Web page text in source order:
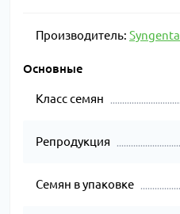
Производитель: Syngenta
Основные
Класс семян
Репродукция
Семян в упаковке